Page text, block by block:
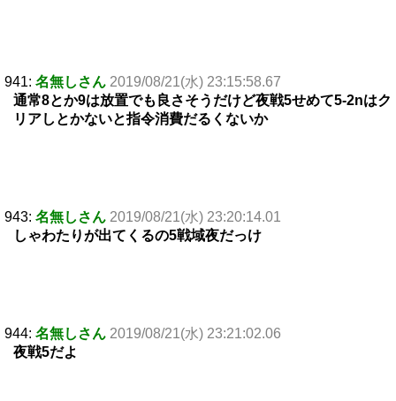
941: 名無しさん 2019/08/21(水) 23:15:58.67
通常8とか9は放置でも良さそうだけど夜戦5せめて5-2nはク
リアしとかないと指令消費だるくないか
943: 名無しさん 2019/08/21(水) 23:20:14.01
しゃわたりが出てくるの5戦域夜だっけ
944: 名無しさん 2019/08/21(水) 23:21:02.06
夜戦5だよ